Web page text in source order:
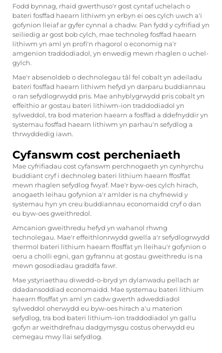
Fodd bynnag, rhaid gwerthuso'r gost cyntaf uchelach o
bateri fosffad haearn lithiwm yn erbyn ei oes cylch uwch a'i
gofynion lleiaf ar gyfer cynnal a chadw. Pan fydd y cyfrifiad yn
seiliedig ar gost bob cylch, mae technoleg fosffad haearn
lithiwm yn aml yn profi'n rhagorol o economig na'r
amgenion traddodiadol, yn enwedig mewn rhaglen o uchel-
gylch.
Mae'r absenoldeb o dechnolegau tâl fel cobalt yn adeiladu
bateri fosffad haearn lithiwm hefyd yn darparu buddiannau
o ran sefydlogrwydd pris. Mae anhyblygrwydd pris cobalt yn
effeithio ar gostau bateri lithiwm-ion traddodiadol yn
sylweddol, tra bod materion haearn a fosffad a ddefnyddir yn
systemau fosffad haearn lithiwm yn parhau'n sefydlog a
thrwyddedig iawn.
Cyfanswm cost percheniaeth
Mae cyfrifiadau cost cyfanswm perchnogaeth yn cynhyrchu
buddiant cryf i dechnoleg bateri lithium haearn ffosffat
mewn rhaglen sefydlog fwyaf. Mae'r byw-oes cylch hirach,
anogaeth leihau gofynion a'r amlder is na chyfnewid y
systemau hyn yn creu buddiannau economaidd cryf o dan
eu byw-oes gweithredol.
Amcanion gweithredu hefyd yn wahanol rhwng
technolegau. Mae'r effeithlonrwydd gwella a'r sefydlogrwydd
thermol bateri lithium haearn ffosffat yn lleihau'r gofynion o
oeru a cholli egni, gan gyfrannu at gostau gweithredu is na
mewn gosodiadau graddfa fawr.
Mae ystyriaethau diwedd-o-bryd yn dylanwadu pellach ar
ddadansoddiad economaidd. Mae systemau bateri lithium
haearn ffosffat yn aml yn cadw gwerth adweddiadol
sylweddol oherwydd eu byw-oes hirach a'u materion
sefydlog, tra bod bateri lithium-ion traddodiadol yn gallu
gofyn ar weithdrefnau dadgymysgu costus oherwydd eu
cemegau mwy llai sefydlog.